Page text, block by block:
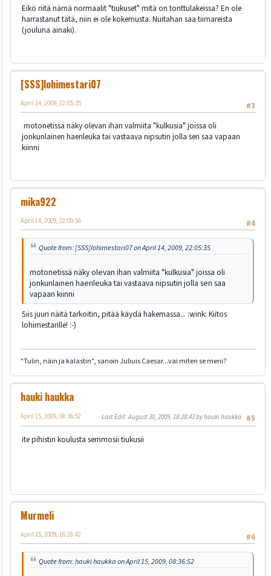
Eikö riitä nämä normaalit "tiukuset" mitä on tonttulakeissa? En ole
harrastanut tätä, niin ei ole kokemusta. Nuitahan saa tiimareista
(jouluna ainaki).
[SSS]lohimestari07
#3
April 14, 2009, 22:05:35
motonetissä näky olevan ihan valmiita "kulkusia" joissa oli
jonkunlainen haenleuka tai vastaava nipsutin jolla sen saa vapaan
kiinni
mika922
#4
April 14, 2009, 22:09:56
Quote from: [SSS]lohimestari07 on April 14, 2009, 22:05:35
motonetissä näky olevan ihan valmiita "kulkusia" joissa oli
jonkunlainen haenleuka tai vastaava nipsutin jolla sen saa
vapaan kiinni
Siis juuri näitä tarkoitin, pitää käydä hakemassa... :wink: Kiitos
lohimestarille! :-)
"Tulin, näin ja kalastin", sanoin Juliuis Caesar...vai miten se meni?
hauki haukka
#5
April 15, 2009, 08:36:52 Last Edit: August 30, 2009, 18:28:43 by hauki haukka
ite pihistin koulusta semmosii tiukusii
Murmeli
#6
April 15, 2009, 16:28:42
Quote from: hauki haukka on April 15, 2009, 08:36:52